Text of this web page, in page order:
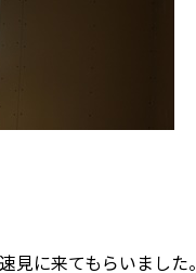
見に来てもらいました。